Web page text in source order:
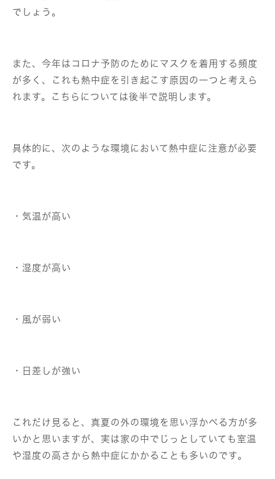
でしょう。
また、今年はコロナ予防のためにマスクを着用する頻度
が多く、これも熱中症を引き起こす原因の一つと考えら
れます。こちらについては後半で説明します。
具体的に、次のような環境において熱中症に注意が必要
です。
・気温が高い
・湿度が高い
・風が弱い
・日差しが強い
これだけ見ると、真夏の外の環境を思い浮かべる方が多
いかと思いますが、実は家の中でじっとしていても室温
や湿度の高さから熱中症にかかることも多いのです。